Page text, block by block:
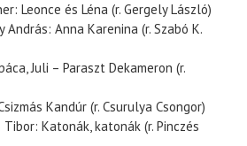
Leonce és Léna (r. Gergely László)
András: Anna Karenina (r. Szabó K.
Juli – Paraszt Dekameron (r.
Kandúr (r. Csurulya Csongor)
Katonák, katonák (r. Pinczés